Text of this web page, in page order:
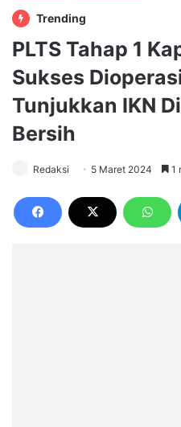
Trending
PLTS Tahap 1
Sukses
Tunjukkan IKN
Bersih
Redaksi 5 Maret 2024 1